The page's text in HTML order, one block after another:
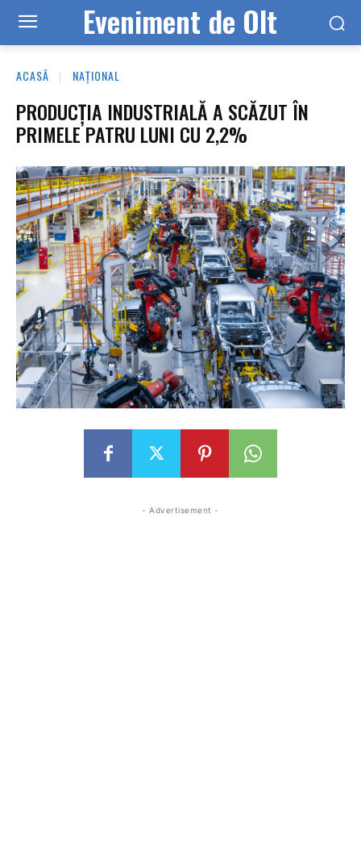
Eveniment de Olt
ACASĂ NAȚIONAL
PRODUCȚIA INDUSTRIALĂ A SCĂZUT ÎN
PRIMELE PATRU LUNI CU 2,2%
- Advertisement -